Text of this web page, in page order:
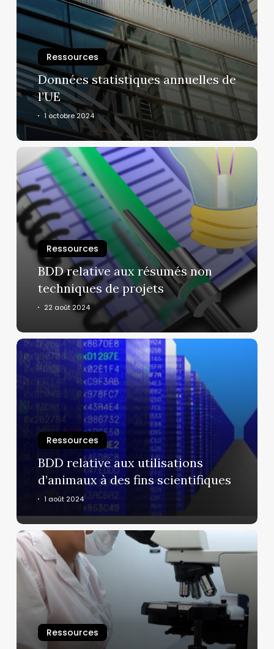
de
Ressources
Données statistiques annuelles de
l’UE
1 octobre 2024
BDD
relative
aux
résumés
non
techniques
projets
Ressources
BDD relative aux résumés non
techniques de projets
22 août 2024
BDD
relative
aux
scientifiques
Ressources
BDD relative aux utilisations
d’animaux à des fins scientifiques
1 août 2024
BDD
relatives
aux
méthodes
alternatives
Ressources